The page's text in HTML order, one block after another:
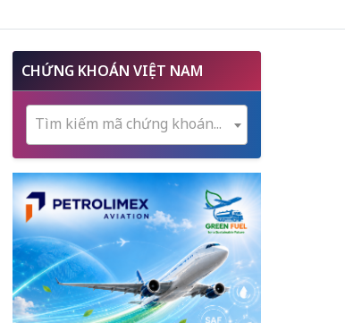
CHỨNG KHOÁN VIỆT NAM
Tìm kiếm mã chứng khoán...